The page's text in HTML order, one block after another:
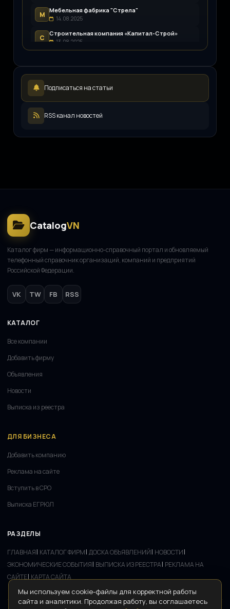
М
Мебельная фабрика "Стрела"
14.08.2025
С
Строительная компания «Капитал-Строй»
13.08.2025
L 12.08.2025
Р
Русский инженерный клуб
Подписаться на статьи
RSS канал новостей
CatalogVN
Каталог фирм — информационно-справочный портал и обновляемый
телефонный справочник организаций, компаний и предприятий
Российской Федерации.
VK TW FB RSS
КАТАЛОГ
Все компании
Добавить фирму
Объявления
Новости
Выписка из реестра
ДЛЯ БИЗНЕСА
Добавить компанию
Реклама на сайте
Вступить в СРО
Выписка ЕГРЮЛ
РАЗДЕЛЫ
ГЛАВНАЯ| КАТАЛОГ ФИРМ| ДОСКА ОБЪЯВЛЕНИЙ| НОВОСТИ|
ЭКОНОМИЧЕСКИЕ СОБЫТИЯ| ВЫПИСКА ИЗ РЕЕСТРА| РЕКЛАМА НА
САЙТЕ| КАРТА САЙТА
Мы используем cookie-файлы для корректной работы
сайта и аналитики. Продолжая работу, вы соглашаетесь